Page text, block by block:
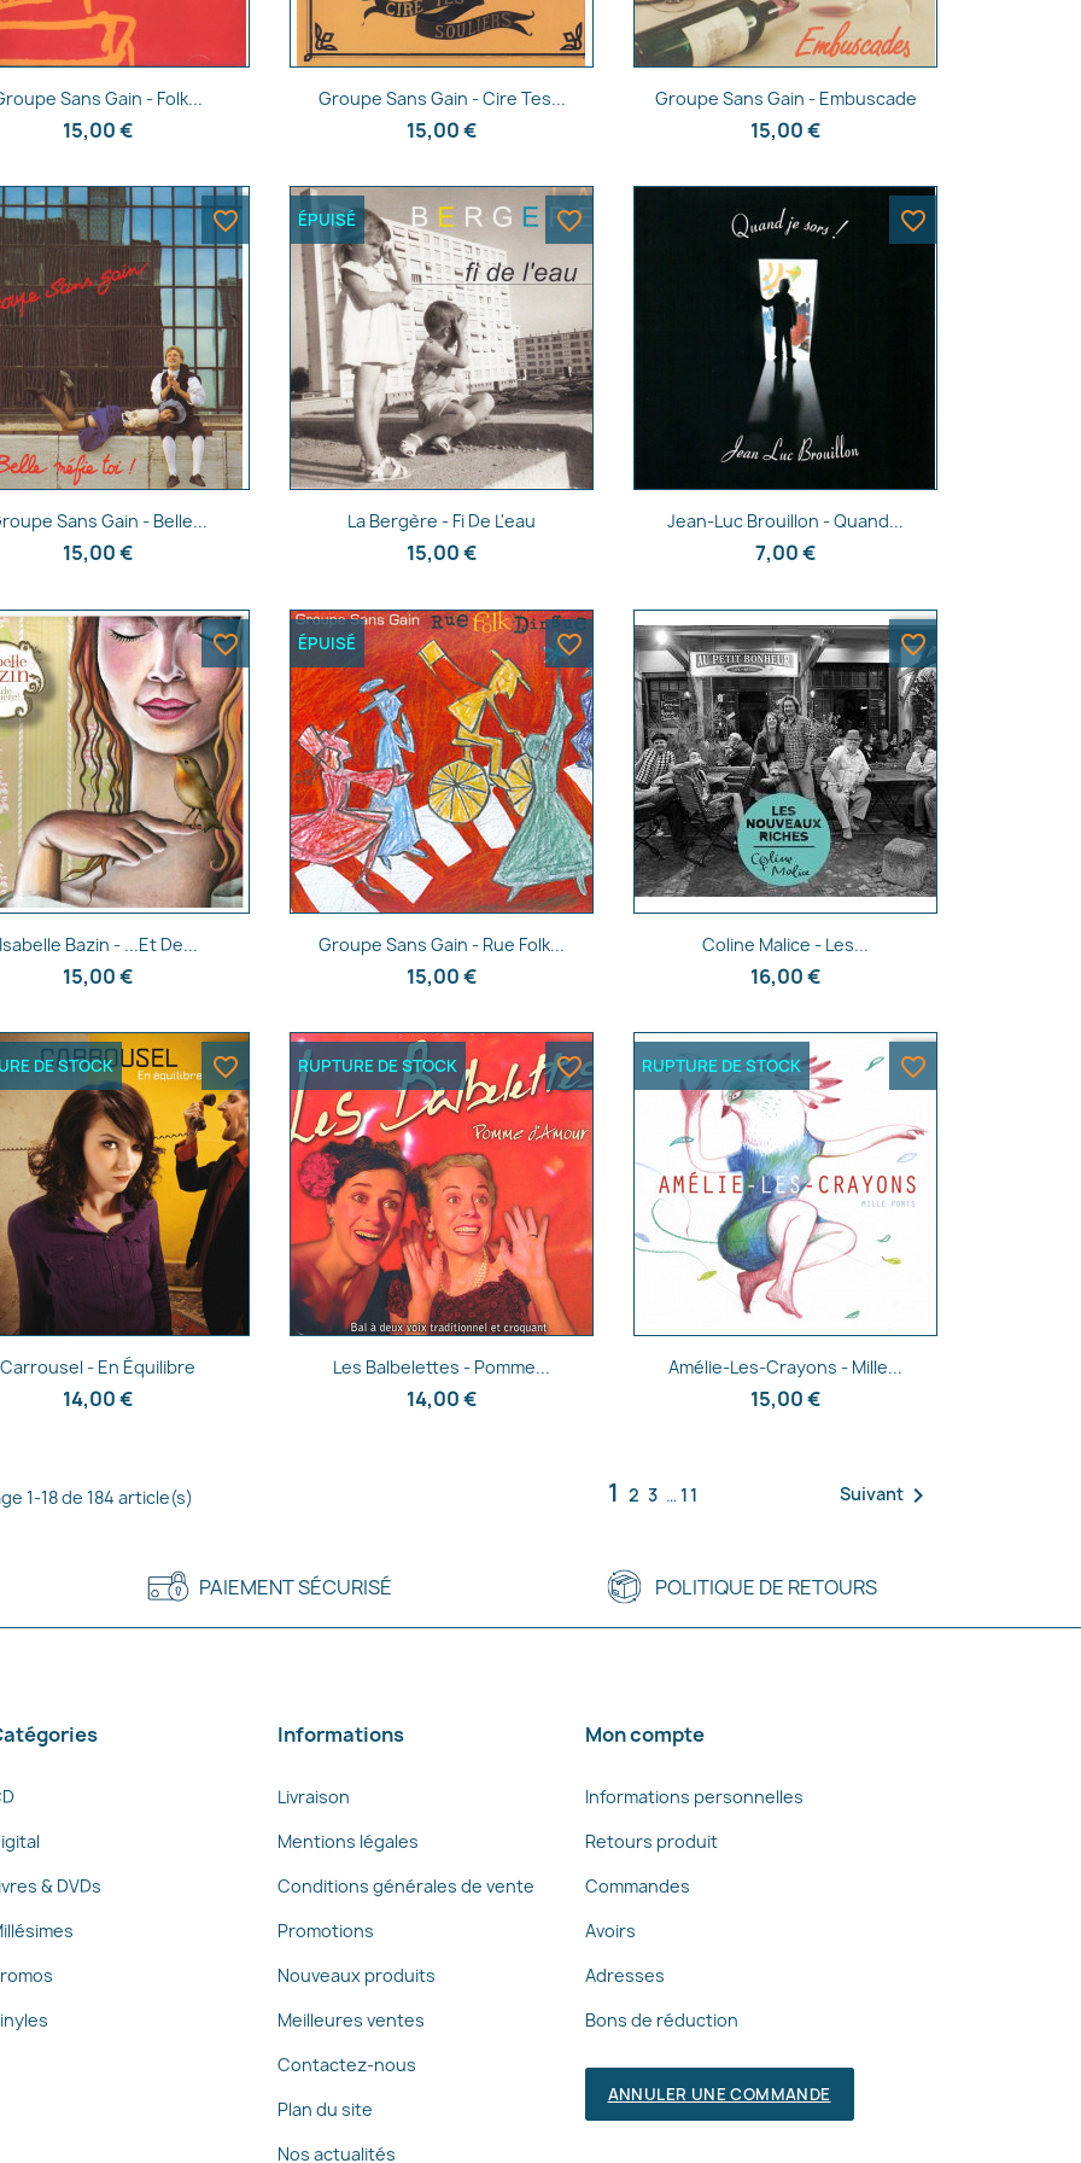
Aperçu rapide
Sans Gain - Folk...
15,00 €
Aperçu rapide
Groupe Sans Gain - Cire Tes...
15,00 €
Aperçu rapide
Groupe Sans Gain - Embuscade
15,00 €
Aperçu rapide
Sans Gain - Belle...
15,00 €
favorite_border
Aperçu rapide
La Bergère - Fi De L'eau
15,00 €
ÉPUISÉ favorite_border
Aperçu rapide
Jean-Luc Brouillon - Quand...
7,00 €
favorite_border
Aperçu rapide
Bazin - ...Et De...
15,00 €
favorite_border
Aperçu rapide
Groupe Sans Gain - Rue Folk...
15,00 €
ÉPUISÉ favorite_border
Aperçu rapide
Coline Malice - Les...
16,00 €
favorite_border
Aperçu rapide
Carrousel - En Équilibre
14,00 €
DE STOCK favorite_border
Aperçu rapide
Les Balbelettes - Pomme...
14,00 €
RUPTURE DE STOCK favorite_border
Aperçu rapide
Amélie-Les-Crayons - Mille...
15,00 €
RUPTURE DE STOCK favorite_border
1-18 de 184 article(s) 1 2 3 … 11 Suivant
la liste d'envies
PAIEMENT SÉCURISÉ POLITIQUE DE RETOURS
& DVDs
Informations
Livraison
Mentions légales
Conditions générales de vente
Promotions
Nouveaux produits
Meilleures ventes
Contactez-nous
Plan du site
Nos actualités
Mon compte
Informations personnelles
Retours produit
Commandes
Avoirs
Adresses
Bons de réduction
ANNULER UNE COMMANDE